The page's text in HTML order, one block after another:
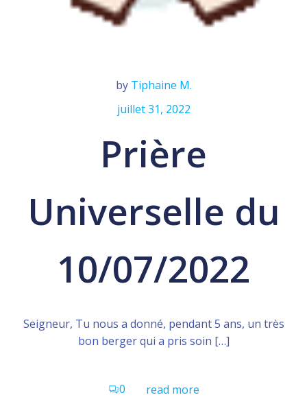
by Tiphaine M.
juillet 31, 2022
Prière
Universelle du
10/07/2022
Seigneur, Tu nous a donné, pendant 5 ans, un très
bon berger qui a pris soin […]
0 read more